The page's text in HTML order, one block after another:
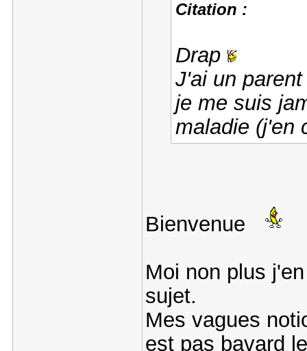
Citation :
Drap
J'ai un
je me suis
maladie (j'en
Bienvenue
Moi non plus
sujet.
Mes vagues
est pas bavard